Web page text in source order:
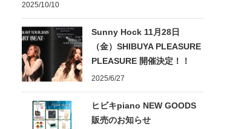
2025/10/10
Sunny Hock 11月28日
（金）SHIBUYA PLEASURE
PLEASURE 開催決定！！
2025/6/27
ヒビキpiano NEW GOODS
販売のお知らせ